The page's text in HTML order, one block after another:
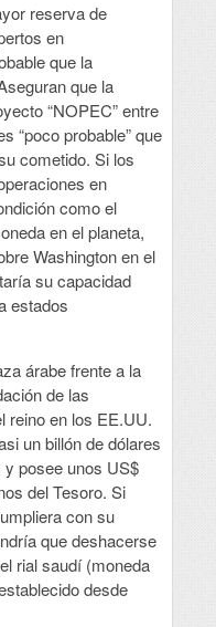
reserva de
en
que la
que la
“NOPEC” entre
“poco probable” que
cometido. Si los
en
como el
en el planeta,
Washington en el
su capacidad
estados
árabe frente a la
de las
reino en los EE.UU.
un billón de dólares
posee unos US$
del Tesoro. Si
con su
que deshacerse
rial saudí (moneda
desde